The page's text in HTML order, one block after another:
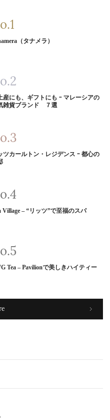
（タナメラ）
産にも、ギフトにも ｰ マレーシアの
雑貨ブランド ７選
ツカールトン・レジデンス ｰ 都心の
Village – “リッツ”で至福のスパ
Tea – Pavilionで美しきハイティー